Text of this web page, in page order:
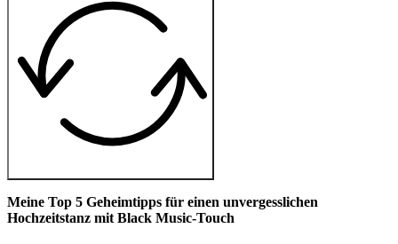
Meine Top 5 Geheimtipps für einen unvergesslichen
Hochzeitstanz mit Black Music-Touch